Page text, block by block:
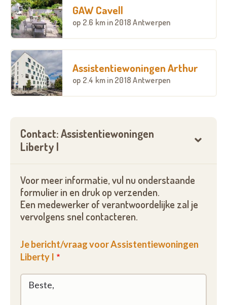
Interesse in onze overige troeven,
beschikbaarheden en prijzen...
Vul onderstaand formulier in, bel ons of neem een
kijkje op onze website.
U vindt alle gegevens hieronder terug.
GAW Cavell
op 2.6 km in 2018 Antwerpen
Assistentiewoningen Arthur
op 2.4 km in 2018 Antwerpen
Contact: Assistentiewoningen
Liberty I
Voor meer informatie, vul nu onderstaande
formulier in en druk op verzenden.
Een medewerker of verantwoordelijke zal je
vervolgens snel contacteren.
Je bericht/vraag voor Assistentiewoningen
Liberty I